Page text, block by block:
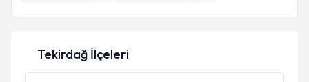
Kişisel verilerimin işlenmesine ilişkin
Metni 'ni okudum ve kişisel verilerimin belirtilen
kapsamda işlenmesini kabul ediyorum.
Tekirdağ İlçeleri